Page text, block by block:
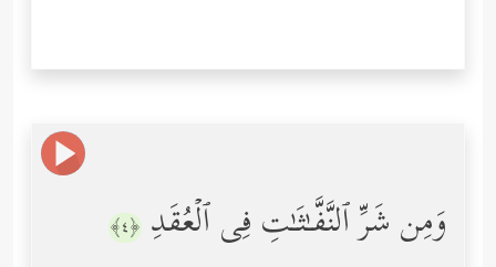
وَمِن شَرِّ ٱلنَّفَّـٰثَـٰتِ فِی ٱلۡعُقَدِ ﴿٤﴾